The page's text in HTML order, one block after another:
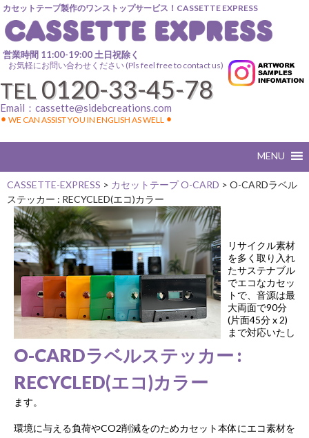
カセットテープ製作のワンストップサービス！CASSETTE EXPRESS
営業時間 11:00-19:00 土日祝除く
お気軽にお問い合わせください (Pls feel free to contact us)
TEL 0120-33-45-78
Email： cassette@sidebcreations.com
⚫︎ WE CAN ASSIST YOU IN ENGLISH AS WELL ⚫︎
CASSETTE-EXPRESS > カセットテープ O-CARD > O-CARDラベル
ステッカー : RECYCLED(エコ)カラー
O-CARDラベルステッカー :
RECYCLED(エコ)カラー
リサイクル素材
を多く取り入れ
たサステナブル
でエコなカセッ
トで、音源は最
大両面で90分
(片面45分 x 2)
まで対応いたし
ます。
環境に与える負荷やCO2削減をのためカセット本体にエコ素材を